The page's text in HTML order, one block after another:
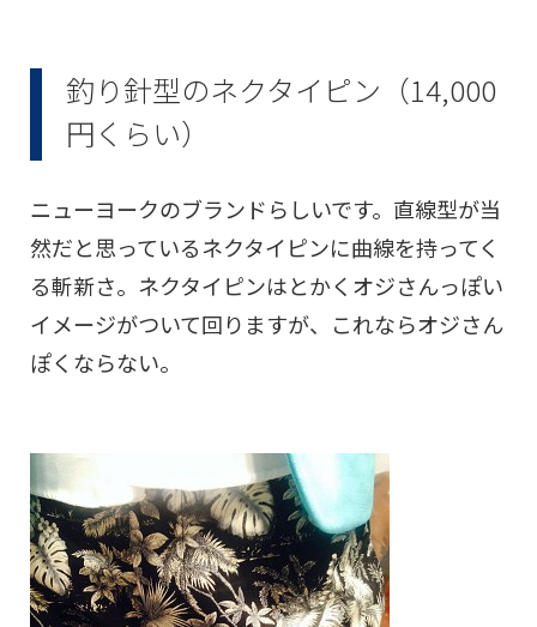
釣り針型のネクタイピン（14,000
円くらい）
ニューヨークのブランドらしいです。直線型が当
然だと思っているネクタイピンに曲線を持ってく
る斬新さ。ネクタイピンはとかくオジさんっぽい
イメージがついて回りますが、これならオジさん
ぽくならない。